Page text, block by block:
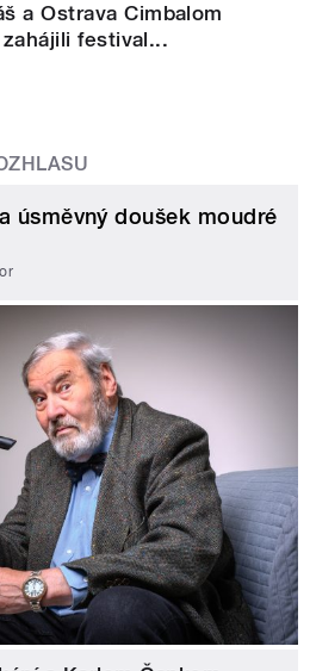
a Ostrava Cimbalom
festival...
úsměvný doušek moudré